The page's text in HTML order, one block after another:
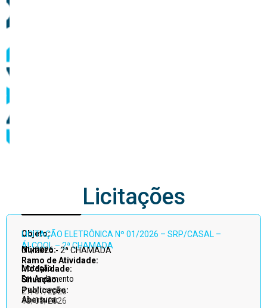
Acessar
todos
Licitações
Objeto:
LICITAÇÃO ELETRÔNICA Nº 01/2026 – SRP/CASAL –
ÁLCOOL – 2ª CHAMADA
Número:
01/2026 - 2ª CHAMADA
Ramo de Atividade:
Modalidade:
Licitação
Situação:
Em Andamento
Publicação:
27/07/2026
Abertura:
13/08/2026